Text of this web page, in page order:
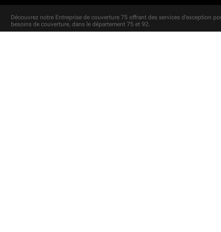
Découvrez notre Entreprise de couverture 75 offrant des services d'exception
besoins de couverture, dans le département 75 et 92.